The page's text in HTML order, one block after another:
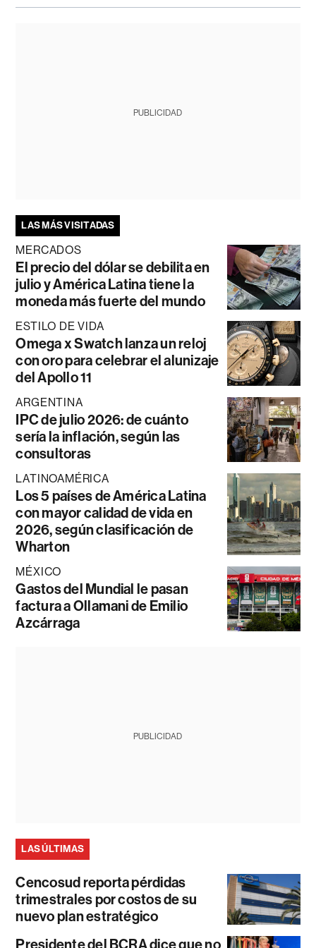
PUBLICIDAD
LAS MÁS VISITADAS
MERCADOS
El precio del dólar se debilita en
julio y América Latina tiene la
moneda más fuerte del mundo
ESTILO DE VIDA
Omega x Swatch lanza un reloj
con oro para celebrar el alunizaje
del Apollo 11
ARGENTINA
IPC de julio 2026: de cuánto
sería la inflación, según las
consultoras
LATINOAMÉRICA
Los 5 países de América Latina
con mayor calidad de vida en
2026, según clasificación de
Wharton
MÉXICO
Gastos del Mundial le pasan
factura a Ollamani de Emilio
Azcárraga
PUBLICIDAD
LAS ÚLTIMAS
Cencosud reporta pérdidas
trimestrales por costos de su
nuevo plan estratégico
Presidente del BCRA dice que no